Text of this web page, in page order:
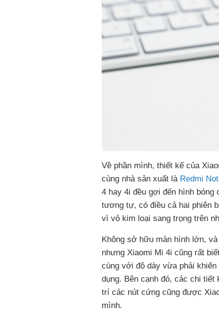
Về phần mình, thiết kế của
cùng nhà sản xuất là Redmi
4 hay 4i đều gợi đến hình bóng
tương tự, có điều cả hai phiên
vì vỏ kim loại sang trọng trên
Không sở hữu màn hình lớn,
nhưng Xiaomi Mi 4i cũng rất
cùng với độ dày vừa phải
dụng. Bên cạnh đó, các chi
trí các nút cứng cũng được
mình.